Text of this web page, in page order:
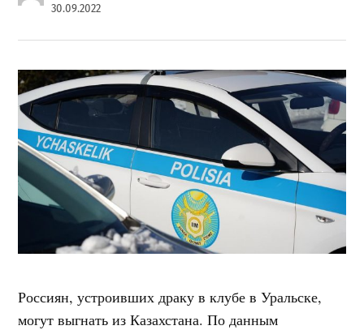
30.09.2022
Россиян, устроивших драку в клубе в Уральске,
могут выгнать из Казахстана. По данным